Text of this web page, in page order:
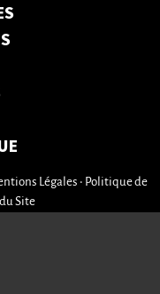
Légales • Politique de
Site